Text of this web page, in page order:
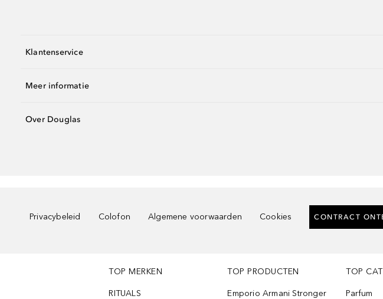
Klantenservice
Meer informatie
Over Douglas
Privacybeleid Colofon Algemene voorwaarden Cookies CONTRACT
TOP MERKEN
RITUALS
TOP PRODUCTEN
Emporio Armani Stronger
TOP
Parfum